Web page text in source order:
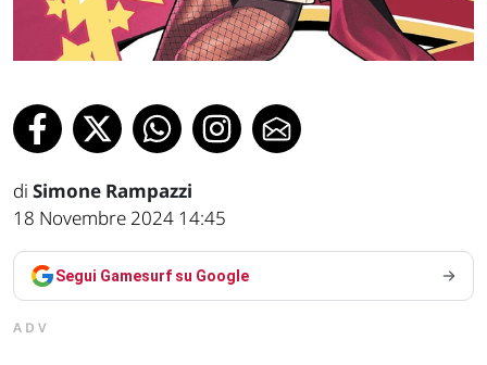
di Simone Rampazzi
18 Novembre 2024 14:45
Segui Gamesurf su Google
ADV